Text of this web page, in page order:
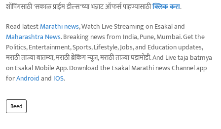
शॉपिंगसाठी 'सकाळ प्राईम डील्स'च्या भन्नाट ऑफर्स पाहण्यासाठीक्लिक करा.
Read latestMarathi news, Watch Live Streaming on Esakal and
Maharashtra News. Breaking news from India, Pune, Mumbai. Get the
Politics, Entertainment, Sports, Lifestyle, Jobs, and Education updates,
मराठी ताज्या बातम्या, मराठी ब्रेकिंग न्यूज, मराठी ताज्या घडामोडी. And Live taja batmya
on Esakal Mobile App. Download the Esakal Marathi news Channel app
forAndroidand IOS.
Beed